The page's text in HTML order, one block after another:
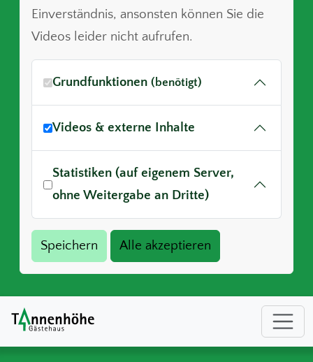
Einverständnis, ansonsten können Sie die
Videos leider nicht aufrufen.
Grundfunktionen (benötigt)
Videos & externe Inhalte
Statistiken (auf eigenem Server,
ohne Weitergabe an Dritte)